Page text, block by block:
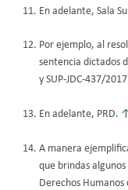
En adelante, Sala
Por ejemplo, al
sentencia dictados
y SUP-JDC-437/
En adelante, PRD.
A manera
que brindas
Derechos